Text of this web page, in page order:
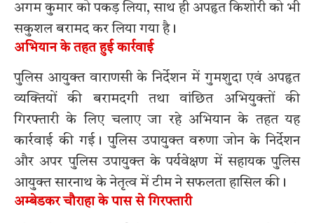
अगम कुमार को पकड़ लिया, साथ ही अपहृत किशोरी को भी
सकुशल बरामद कर लिया गया है।
अभियान के तहत हुई कार्रवाई
पुलिस आयुक्त वाराणसी के निर्देशन में गुमशुदा एवं अपहृत
व्यक्तियों की बरामदगी तथा वांछित अभियुक्तों की
गिरफ्तारी के लिए चलाए जा रहे अभियान के तहत यह
कार्रवाई की गई। पुलिस उपायुक्त वरुणा जोन के निर्देशन
और अपर पुलिस उपायुक्त के पर्यवेक्षण में सहायक पुलिस
आयुक्त सारनाथ के नेतृत्व में टीम ने सफलता हासिल की।
अम्बेडकर चौराहा के पास से गिरफ्तारी